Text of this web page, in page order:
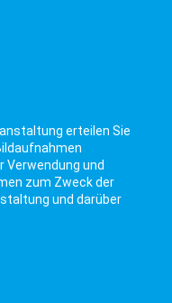
erteilen Sie
Verwendung und
zum Zweck der
und darüber